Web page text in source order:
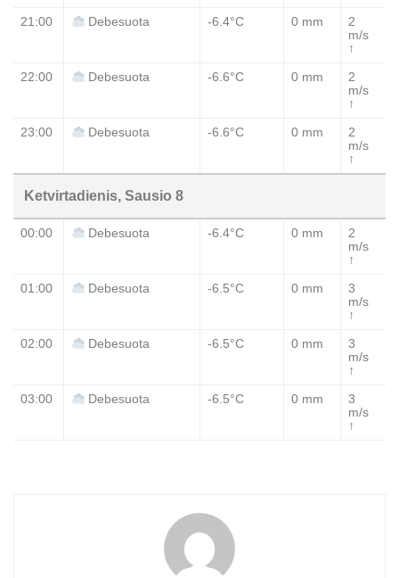
21:00 Debesuota -6.4°C 0 mm
2
m/s
↑
22:00 Debesuota -6.6°C 0 mm
2
m/s
↑
23:00 Debesuota -6.6°C 0 mm
2
m/s
↑
Ketvirtadienis, Sausio 8
00:00 Debesuota -6.4°C 0 mm
2
m/s
↑
01:00 Debesuota -6.5°C 0 mm
3
m/s
↑
02:00 Debesuota -6.5°C 0 mm
3
m/s
↑
03:00 Debesuota -6.5°C 0 mm
3
m/s
↑